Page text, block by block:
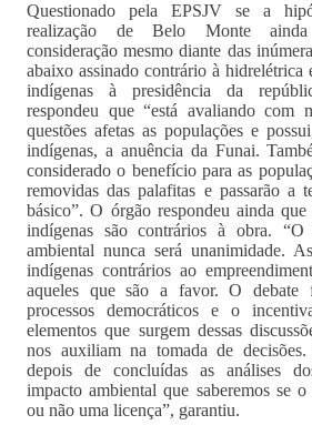
Questionado pela EPSJV se a
realização de Belo Monte
consideração mesmo diante das
abaixo assinado contrário à hidrelétrica
indígenas à presidência da
respondeu que “está avaliando com
questões afetas as populações e
indígenas, a anuência da Funai.
considerado o benefício para as
removidas das palafitas e passarão a
básico”. O órgão respondeu ainda
indígenas são contrários à obra. “O
ambiental nunca será unanimidade.
indígenas contrários ao
aqueles que são a favor. O debate
processos democráticos e o
elementos que surgem dessas
nos auxiliam na tomada de
depois de concluídas as análises
impacto ambiental que saberemos se
ou não uma licença”, garantiu.